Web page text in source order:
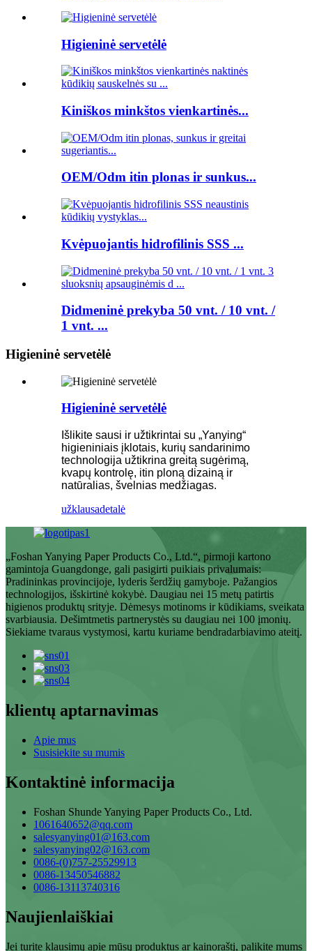
Higieninė servetėlė
Kiniškos minkštos vienkartinės...
OEM/Odm itin plonas ir sunkus...
Kvėpuojantis hidrofilinis SSS ...
Didmeninė prekyba 50 vnt. / 10 vnt. /
1 ​​vnt. ...
Higieninė servetėlė
Higieninė servetėlė
Išlikite sausi ir užtikrintai su „Yanying“
higieniniais įklotais, kurių sandarinimo
technologija užtikrina greitą sugėrimą,
kvapų kontrolę, itin ploną dizainą ir
natūralias, švelnias medžiagas.
užklausadetalė
„Foshan Yanying Paper Products Co., Ltd.“, pirmoji kartono
gamintoja Guangdonge, gali pasigirti puikiais privalumais:
Pradininkas provincijoje, lyderis šerdžių gamyboje. Pažangios
technologijos, išskirtinė kokybė. Daugiau nei 15 metų patirtis
higienos produktų srityje. Dėmesys motinoms ir kūdikiams, sveikata
svarbiausia. Dešimtmetis partnerystės su daugiau nei 100 įmonių.
Siekiame tvaraus vystymosi, kartu kuriame bendradarbiavimo ateitį.
klientų aptarnavimas
Apie mus
Susisiekite su mumis
Kontaktinė informacija
Foshan Shunde Yanying Paper Products Co., Ltd.
1061640652@qq.com
salesyanying01@163.com
salesyanying02@163.com
0086-(0)757-25529913
0086-13450546882
0086-13113740316
Naujienlaiškiai
Jei turite klausimų apie mūsų produktus ar kainoraštį, palikite mums